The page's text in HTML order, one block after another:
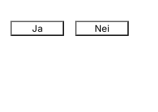
Ja Nei